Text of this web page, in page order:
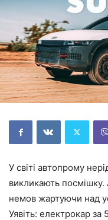
У світі автопрому
викликають
немов жартуючи над
Уявіть: електрокар